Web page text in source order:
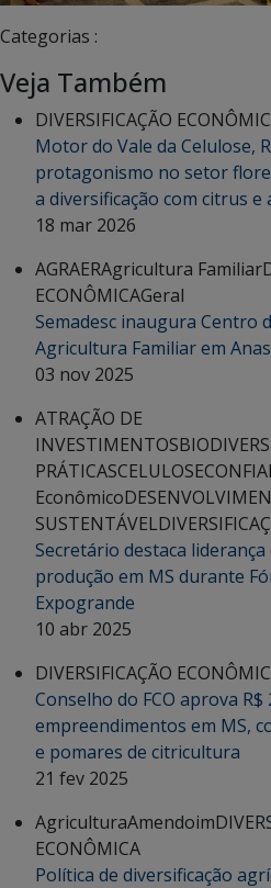
Categorias :
Veja Também
DIVERSIFICAÇÃO
Motor do Vale da Celulose,
protagonismo no setor
a diversificação com citrus e
18 mar 2026
AGRAERAgricultura Familiar
ECONÔMICAGeral
Semadesc inaugura Centro
Agricultura Familiar em
03 nov 2025
ATRAÇÃO DE
INVESTIMENTOS
PRÁTICASCELULOSE
Econômico
SUSTENTÁVEL
Secretário destaca
produção em MS durante
Expogrande
10 abr 2025
DIVERSIFICAÇÃO
Conselho do FCO aprova
empreendimentos em MS,
e pomares de citricultura
21 fev 2025
AgriculturaAmendoim
ECONÔMICA
Política de diversificação